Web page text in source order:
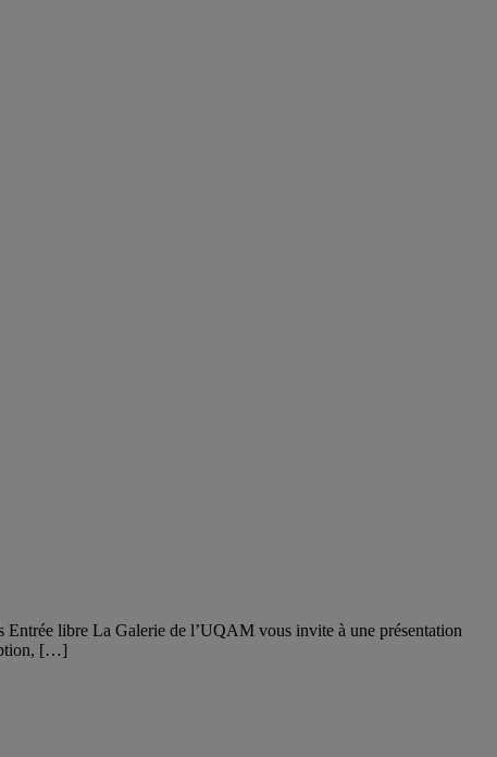
Entrée libre La Galerie de l’UQAM vous invite à une présentation
[…]